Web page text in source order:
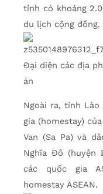
tỉnh có khoảng
du lịch cộng đồng.
Đại diện các địa
án
Ngoài ra, tỉnh
gia (homestay)
Van (Sa Pa) và
Nghĩa Đô (huyện
các quốc gia
homestay ASEAN.